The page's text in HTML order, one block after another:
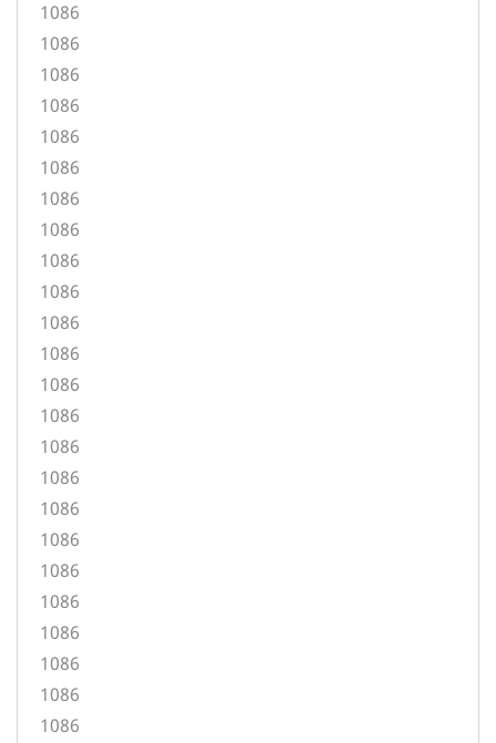
1086
1086
1086
1086
1086
1086
1086
1086
1086
1086
1086
1086
1086
1086
1086
1086
1086
1086
1086
1086
1086
1086
1086
1086